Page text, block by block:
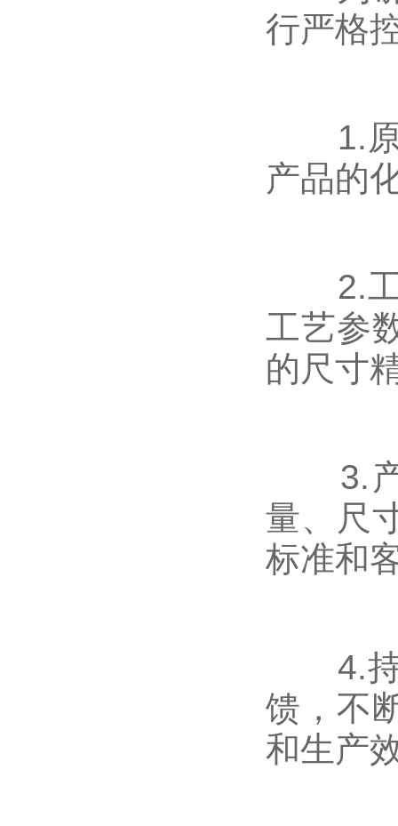
行严格
1.原
产品的
2.工
工艺参
的尺寸
3.产
量、尺
标准和
4.持
馈，不
和生产